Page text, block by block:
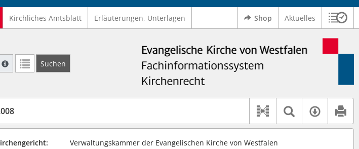
Kirchliches Amtsblatt Erläuterungen, Unterlagen Shop Aktuelles
Suche mit Platzhalter "*", Bsp. Pfarrer*, findet auch: "Pfarrerinitiative" oder "Pfarrerausschuss".
Weitere Suchoperatoren finden Sie in unserer Hilfe.
Suchen
Dokument-
Textsuche
Verwaltungskammer der Evangelischen Kirche von Westfalen